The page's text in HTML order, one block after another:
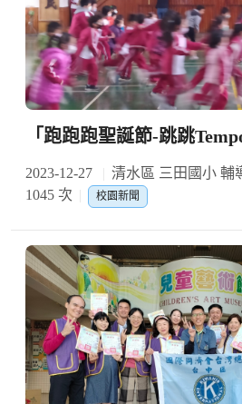
「跑跑跑聖誕節-跳跳
2023-12-27 清水區 三田國小 輔
1045 次
校園新聞